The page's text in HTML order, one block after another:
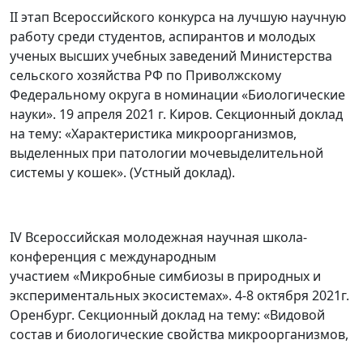
II этап Всероссийского конкурса на лучшую научную
работу среди студентов, аспирантов и молодых
ученых высших учебных заведений Министерства
сельского хозяйства РФ по Приволжскому
Федеральному округа в номинации «Биологические
науки». 19 апреля 2021 г. Киров. Секционный доклад
на тему: «Характеристика микроорганизмов,
выделенных при патологии мочевыделительной
системы у кошек». (Устный доклад).
IV Всероссийская молодежная научная школа-
конференция с международным
участием «Микробные симбиозы в природных и
экспериментальных экосистемах». 4-8 октября 2021г.
Оренбург. Секционный доклад на тему: «Видовой
состав и биологические свойства микроорганизмов,